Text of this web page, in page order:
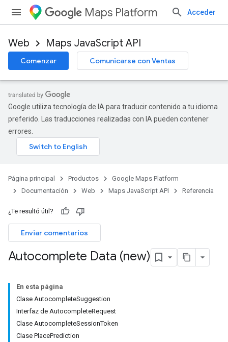
Maps Platform Acceder
Web Maps JavaScript API
Comenzar Comunicarse con Ventas
Google utiliza tecnología de IA para traducir contenido a tu idioma
preferido. Las traducciones realizadas con IA pueden contener
errores.
Página principal Productos
Google Maps Platform
Documentación
Web Maps JavaScript API Referencia
¿Te resultó útil?
Enviar comentarios
Autocomplete Data (new)
En esta página
Clase AutocompleteSuggestion
Interfaz de AutocompleteRequest
Clase AutocompleteSessionToken
Clase PlacePrediction